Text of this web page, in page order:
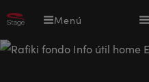
al
contenido
Menú